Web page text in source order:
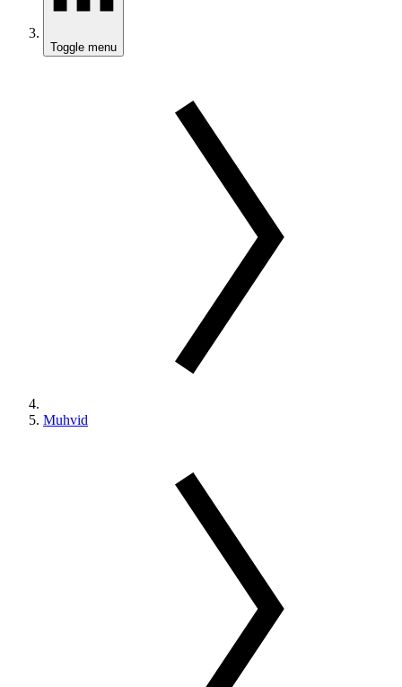
Toggle menu
Muhvid